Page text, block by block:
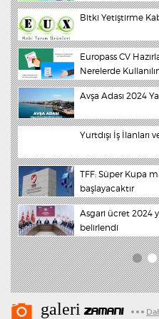
Bitki Yetiştirme
Europass CV
Nerelerde
Avşa Adası 2024
Yurtdışı İş İlanları
TFF: Süper Kupa
başlayacaktır
Asgari ücret 2024
belirlendi
Bu cuma büyük
Nihat Doğan‘a
Olay elbisede flaş
İbrahim Tatlıses
Nihat Doğan
"Filistin devleti
galeri ZAMANI